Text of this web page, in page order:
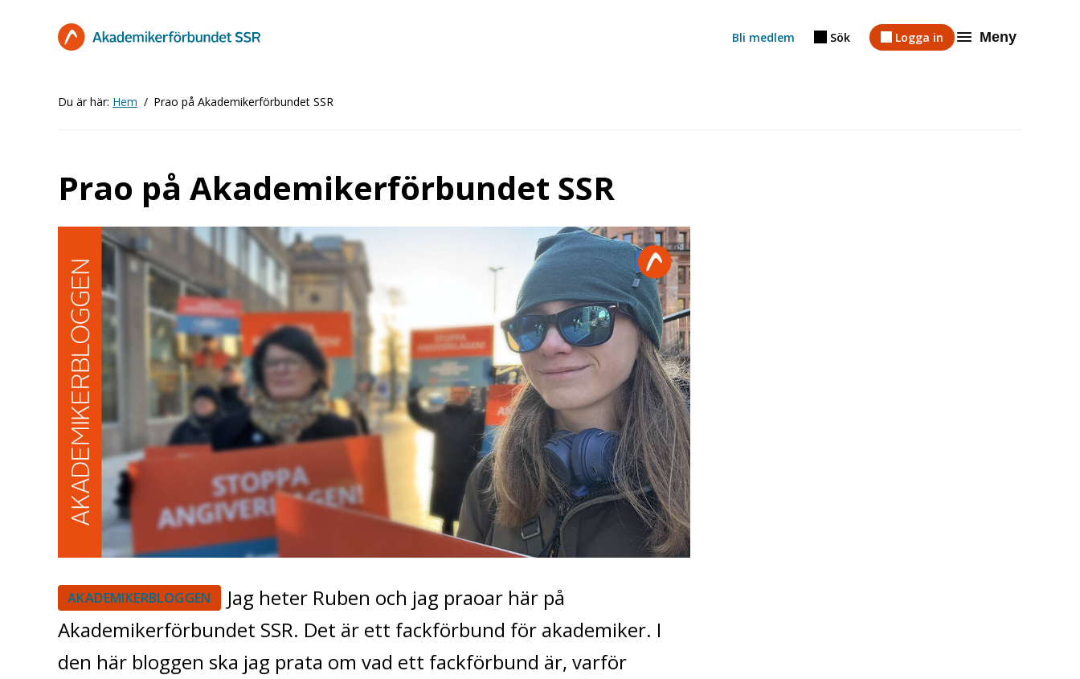
Bli medlem Sök Logga in Meny
Du är här: Hem Prao på Akademikerförbundet SSR
Prao på Akademikerförbundet SSR
AKADEMIKERBLOGGEN
Jag heter Ruben och jag praoar här på
Akademikerförbundet SSR. Det är ett fackförbund för akademiker. I
den här bloggen ska jag prata om vad ett fackförbund är, varför